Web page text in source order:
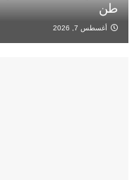
طن
أغسطس 7, 2026